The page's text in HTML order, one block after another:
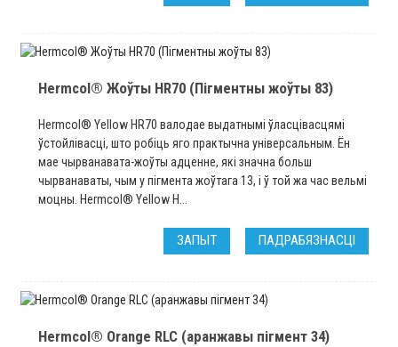
Hermcol® Жоўты HR70 (Пігментны жоўты 83)
Hermcol® Yellow HR70 валодае выдатнымі ўласцівасцямі
ўстойлівасці, што робіць яго практычна універсальным. Ён
мае чырванавата-жоўты адценне, які значна больш
чырванаваты, чым у пігмента жоўтага 13, і ў той жа час вельмі
моцны. Hermcol® Yellow H...
ЗАПЫТ ПАДРАБЯЗНАСЦІ
Hermcol® Orange RLC (аранжавы пігмент 34)